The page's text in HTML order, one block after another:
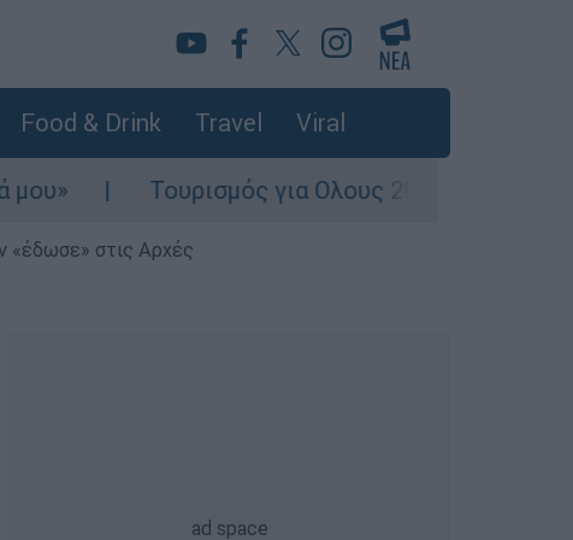
Food & Drink Travel Viral
Τουρισμός για Ολους 2026-2027: Τα SOS για να
«έδωσε» στις Αρχές